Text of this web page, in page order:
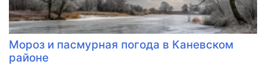
Мороз и пасмурная погода в Каневском
районе